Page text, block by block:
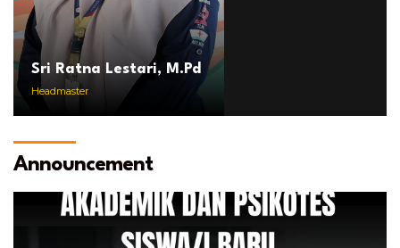
Sri Ratna Lestari, M.Pd
Headmaster
Announcement